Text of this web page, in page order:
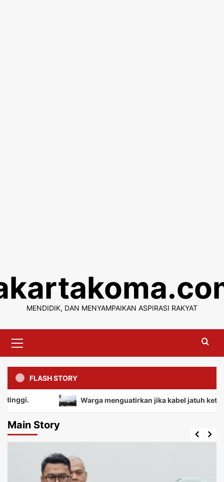
content
MENDIDIK, DAN MENYAMPAIKAN ASPIRASI RAKYAT
Menu
FLASH STORY
Warga menguatirkan jika kabel jatuh ketanah,
Main Story